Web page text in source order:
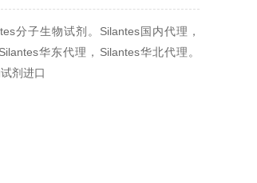
分子生物试剂。Silantes国内代理，
华东代理，Silantes华北代理。
剂进口